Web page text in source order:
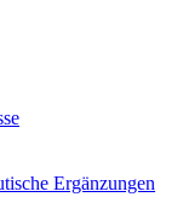
Ergänzungen